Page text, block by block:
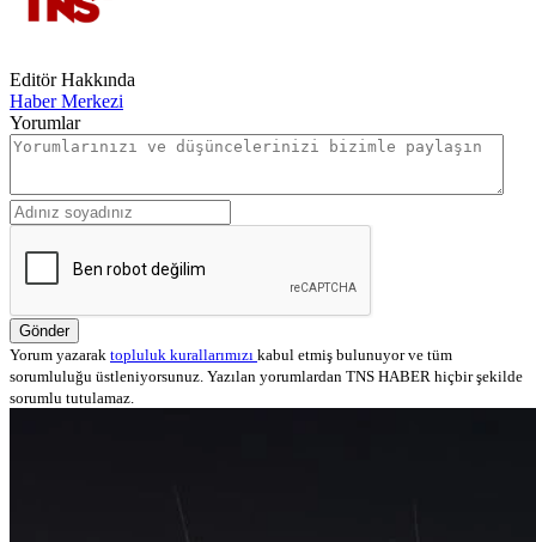
Editör Hakkında
Haber Merkezi
Yorumlar
Gönder
Yorum yazarak topluluk kurallarımızı kabul etmiş bulunuyor ve tüm
sorumluluğu üstleniyorsunuz. Yazılan yorumlardan TNS HABER hiçbir şekilde
sorumlu tutulamaz.